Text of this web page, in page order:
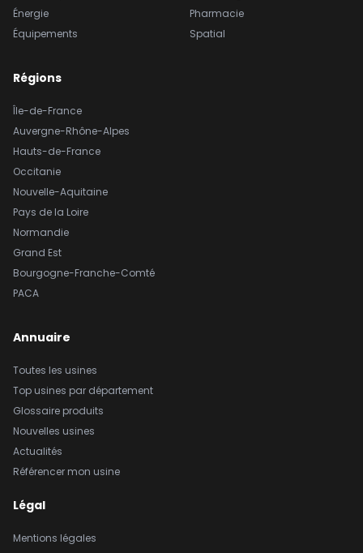
Énergie
Équipements
Pharmacie
Spatial
Régions
Île-de-France
Auvergne-Rhône-Alpes
Hauts-de-France
Occitanie
Nouvelle-Aquitaine
Pays de la Loire
Normandie
Grand Est
Bourgogne-Franche-Comté
PACA
Annuaire
Toutes les usines
Top usines par département
Glossaire produits
Nouvelles usines
Actualités
Référencer mon usine
Légal
Mentions légales